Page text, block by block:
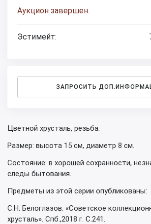
Аукцион завершен.
Эстимейт:
ЗАПРОСИТЬ
Цветной хрусталь, резьба.
Размер: высота 15 см, диаметр 8 см.
Состояние: в хорошей сохранности,
следы бытования.
Предметы из этой серии опубликованы:
С.Н. Белоглазов. «Советское
хрусталь». Спб.,2018 г. С.241.